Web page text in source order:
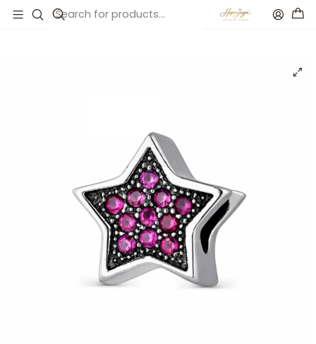
Inicio Catálogo Abalorio estrella fugaz rosa plata